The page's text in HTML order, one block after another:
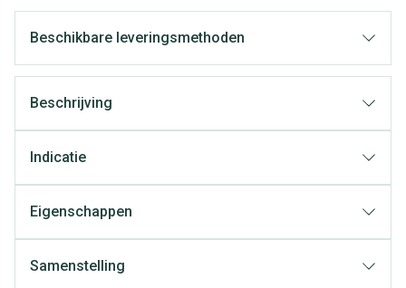
Beschikbare leveringsmethoden
Beschrijving
Indicatie
Eigenschappen
Samenstelling